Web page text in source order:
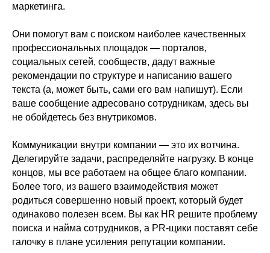
маркетинга.
Они помогут вам с поиском наиболее качественных
профессиональных площадок — порталов,
социальных сетей, сообществ, дадут важные
рекомендации по структуре и написанию вашего
текста (а, может быть, сами его вам напишут). Если
ваше сообщение адресовано сотрудникам, здесь вы
не обойдетесь без внутрикомов.
Коммуникации внутри компании — это их вотчина.
Делегируйте задачи, распределяйте нагрузку. В конце
концов, мы все работаем на общее благо компании.
Более того, из вашего взаимодействия может
родиться совершенно новый проект, который будет
одинаково полезен всем. Вы как HR решите проблему
поиска и найма сотрудников, а PR-щики поставят себе
галочку в плане усиления репутации компании.